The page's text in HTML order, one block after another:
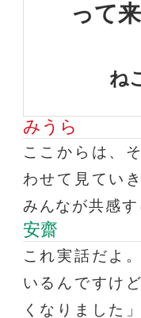
って
ね
みうら
ここからは、
わせて見てい
みんなが共感す
安齋
これ実話だよ
いるんですけ
くなりました